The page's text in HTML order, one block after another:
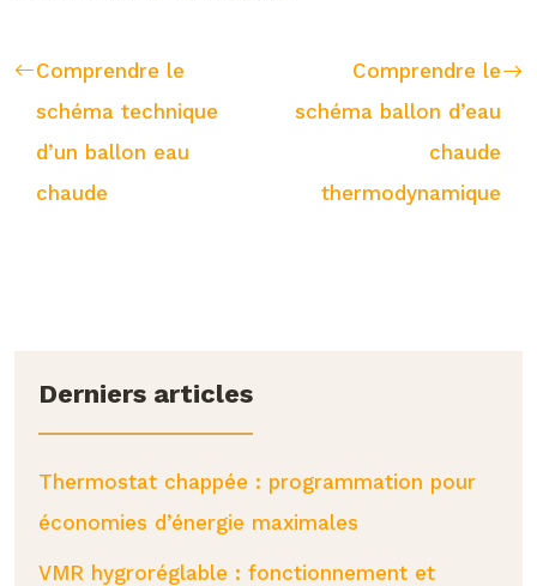
Comprendre le
schéma technique
d’un ballon eau
chaude
Comprendre le
schéma ballon d’eau
chaude
thermodynamique
Derniers articles
Thermostat chappée : programmation pour
économies d’énergie maximales
VMR hygroréglable : fonctionnement et